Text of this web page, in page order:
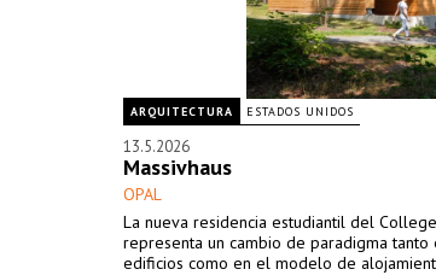
ARQUITECTURA ESTADOS UNIDOS
13.5.2026
Massivhaus
OPAL
La nueva residencia estudiantil del
representa un cambio de paradigma tanto
edificios como en el modelo de